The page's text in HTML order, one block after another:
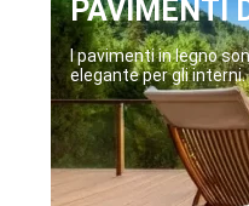
PAVIMENTI
I pavimenti in legno
elegante per gli interni.